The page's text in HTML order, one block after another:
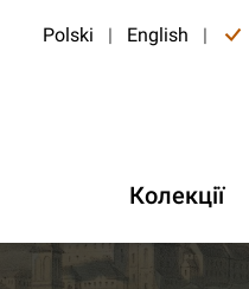
Polski | English |
Колекції